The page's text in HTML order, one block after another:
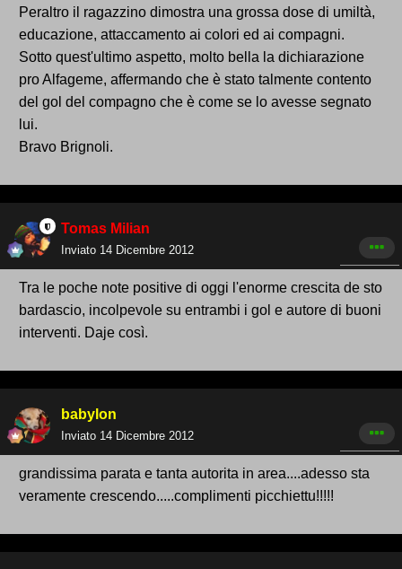
Peraltro il ragazzino dimostra una grossa dose di umiltà,
educazione, attaccamento ai colori ed ai compagni.
Sotto quest'ultimo aspetto, molto bella la dichiarazione
pro Alfageme, affermando che è stato talmente contento
del gol del compagno che è come se lo avesse segnato
lui.
Bravo Brignoli.
Tomas Milian
Inviato 14 Dicembre 2012
Tra le poche note positive di oggi l'enorme crescita de sto
bardascio, incolpevole su entrambi i gol e autore di buoni
interventi. Daje così.
babylon
Inviato 14 Dicembre 2012
grandissima parata e tanta autorita in area....adesso sta
veramente crescendo.....complimenti picchiettu!!!!!